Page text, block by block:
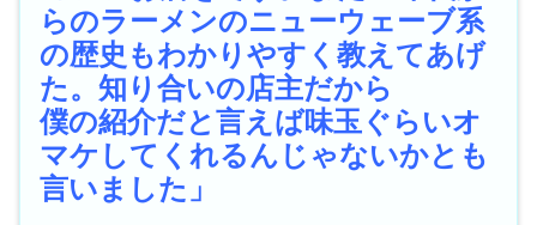
らのラーメンのニューウェーブ系
の歴史もわかりやすく教えてあげ
た。知り合いの店主だから
僕の紹介だと言えば味玉ぐらいオ
マケしてくれるんじゃないかとも
言いました」